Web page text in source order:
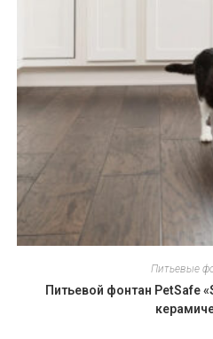
Питьевые
Питьевой фонтан PetSafe